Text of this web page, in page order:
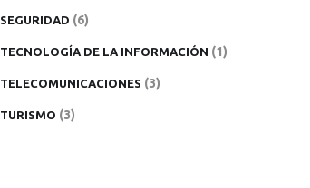
SEGURIDAD (6)
TECNOLOGÍA DE LA INFORMACIÓN (1)
TELECOMUNICACIONES (3)
TURISMO (3)